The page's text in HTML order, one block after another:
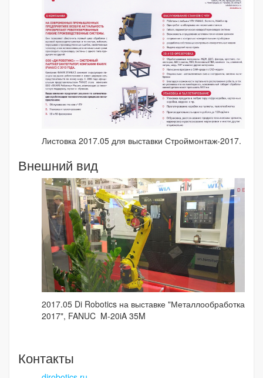
Листовка 2017.05 для выставки Строймонтаж-2017.
Внешний вид
2017.05 Di Robotics на выставке "Металлообработка
2017", FANUC M-20iA 35M
Контакты